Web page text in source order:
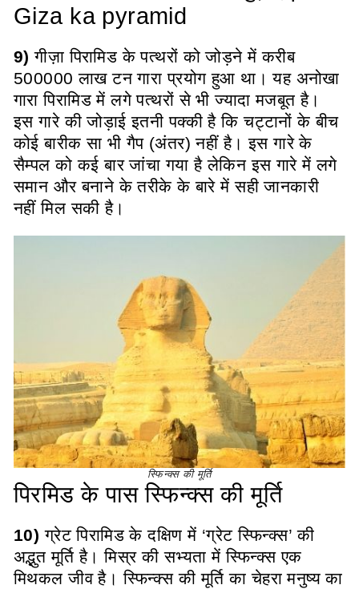
Giza ka pyramid
9) गीज़ा पिरामिड के पत्थरों को जोड़ने में करीब
500000 लाख टन गारा प्रयोग हुआ था। यह अनोखा
गारा पिरामिड में लगे पत्थरों से भी ज्यादा मजबूत है।
इस गारे की जोड़ाई इतनी पक्की है कि चट्टानों के बीच
कोई बारीक सा भी गैप (अंतर) नहीं है। इस गारे के
सैम्पल को कई बार जांचा गया है लेकिन इस गारे में लगे
समान और बनाने के तरीके के बारे में सही जानकारी
नहीं मिल सकी है।
स्फिन्क्स की मूर्ति
पिरमिड के पास स्फिन्क्स की मूर्ति
10) ग्रेट पिरामिड के दक्षिण में ‘ग्रेट स्फिन्क्स’ की
अद्भुत मूर्ति है। मिस्र की सभ्यता में स्फिन्क्स एक
मिथकल जीव है। स्फिन्क्स की मूर्ति का चेहरा मनुष्य का